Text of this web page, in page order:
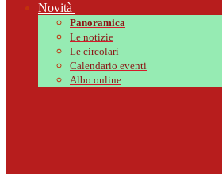
Novità
Panoramica
Le notizie
Le circolari
Calendario eventi
Albo online